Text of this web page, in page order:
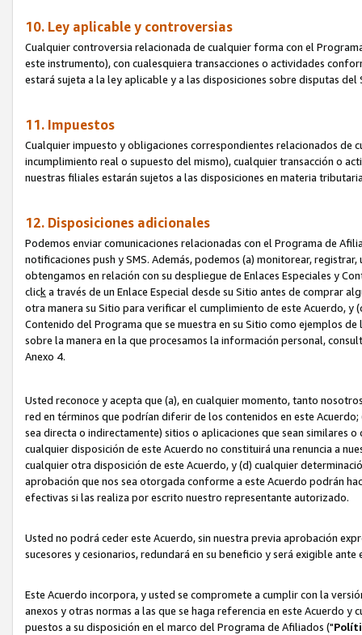
10. Ley aplicable y controversias
Cualquier controversia relacionada de cualquier forma con el
este instrumento), con cualesquiera transacciones o actividades
estará sujeta a la ley aplicable y a las disposiciones sobre disputas
11. Impuestos
Cualquier impuesto y obligaciones correspondientes relacionados de
incumplimiento real o supuesto del mismo), cualquier transacción o
nuestras filiales estarán sujetos a las disposiciones en materia
12. Disposiciones adicionales
Podemos enviar comunicaciones relacionadas con el Programa de
notificaciones push y SMS. Además, podemos (a) monitorear,
obtengamos en relación con su despliegue de Enlaces Especiales y
clicka través de un Enlace Especial desde su Sitio antes de comprar
otra manera su Sitio para verificar el cumplimiento de este Acuerdo,
Contenido del Programa que se muestra en su Sitio como ejemplos
sobre la manera en la que procesamos la información personal,
Anexo 4.
Usted reconoce y acepta que (a), en cualquier momento, tanto
red en términos que podrían diferir de los contenidos en este
sea directa o indirectamente) sitios o aplicaciones que sean similares
cualquier disposición de este Acuerdo no constituirá una renuncia a
cualquier otra disposición de este Acuerdo, y (d) cualquier
aprobación que nos sea otorgada conforme a este Acuerdo podrán
efectivas si las realiza por escrito nuestro representante autorizado.
Usted no podrá ceder este Acuerdo, sin nuestra previa aprobación
sucesores y cesionarios, redundará en su beneficio y será exigible
Este Acuerdo incorpora, y usted se compromete a cumplir con la
anexos y otras normas a las que se haga referencia en este Acuerdo
puestos a su disposición en el marco del Programa de Afiliados ("